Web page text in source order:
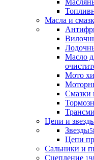
Масла и
Масло
Мото
Смазки
Цепи и
Звезды
Цепи
Сальники и
Сцепление